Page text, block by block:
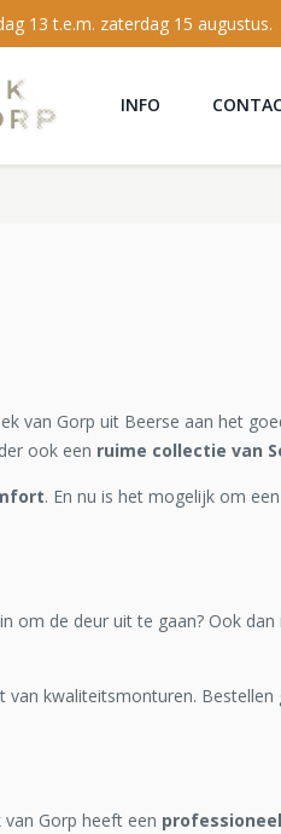
13 t.e.m. zaterdag 15 augustus.
INFO
van Gorp uit Beerse aan het
ook een ruime collectie van
. En nu is het mogelijk om
om de deur uit te gaan? Ook
kwaliteitsmonturen.
Gorp heeft een